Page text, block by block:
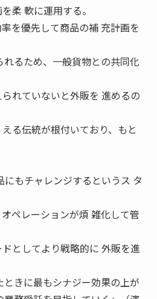
柔 軟に運用する。
を優先して商品の補 充計画を
るため、一般貨物との共同化
れていないと外販を 進めるの
る伝統が根付いており、もと
もチャレンジするというス タ
ペレーションが煩 雑化して管
としてより戦略的に 外販を進
ときに最もシナジー効果の上が